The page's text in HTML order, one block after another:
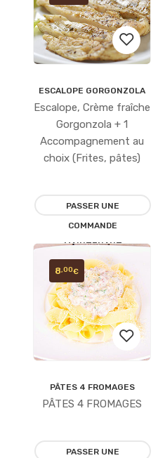
Ajouter
à la
liste
ESCALOPE GORGONZOLA
Escalope, Crème fraîche
Gorgonzola + 1
Accompagnement au
choix (Frites, pâtes)
PASSER UNE
COMMANDE
MAINTENANT
Ajouter
liste
PÂTES 4 FROMAGES
PÂTES 4 FROMAGES
8 ,00€
PASSER UNE